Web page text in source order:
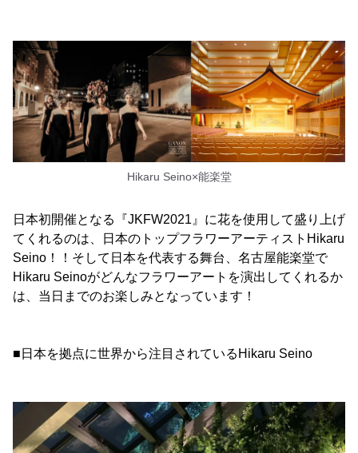
Hikaru Seino×能楽堂
日本初開催となる『JKFW2021』に花を使用して盛り上げ
てくれるのは、日本のトップフラワーアーティストHikaru
Seino！！そして日本を代表する舞台、名古屋能楽堂で
Hikaru Seinoがどんなフラワーアートを演出してくれるか
は、当日までのお楽しみとなっています！
■日本を拠点に世界から注目されているHikaru Seino